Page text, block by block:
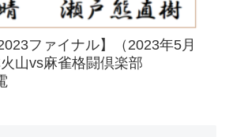
ファイナル】（2023年5月
山vs麻雀格闘倶楽部